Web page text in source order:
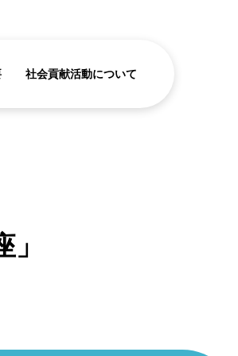
社会貢献活動について